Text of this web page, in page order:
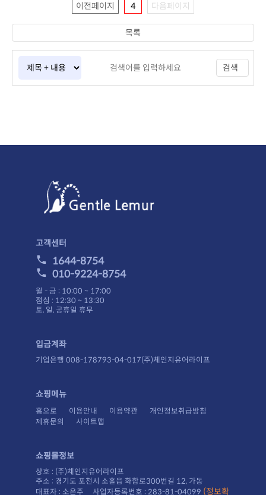
이전페이지 4 다음페이지
검색
목록
고객센터
1644-8754
010-9224-8754
월 - 금 : 10:00 ~ 17:00
점심 : 12:30 ~ 13:30
토, 일, 공휴일 휴무
입금계좌
기업은행 008-178793-04-017(주)체인지유어라이프
쇼핑메뉴
홈으로 이용안내 이용약관
개인정보취급방침
제휴문의
사이트맵
쇼핑몰정보
상호 : (주)체인지유어라이프
주소 : 경기도 포천시 소홀읍 화합로300번길 12, 가동
대표자 : 소은주 사업자등록번호 : 283-81-04099